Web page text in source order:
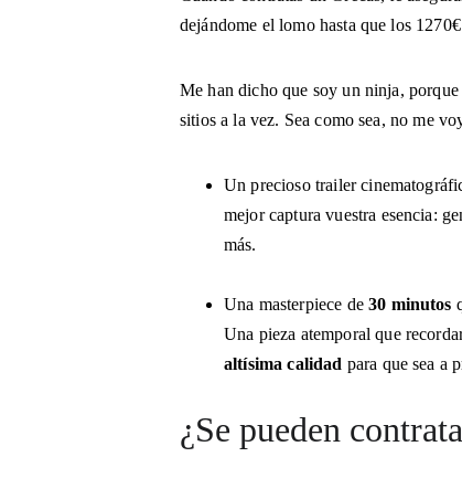
dejándome el lomo hasta que los
Me han dicho que soy un ninja,
sitios a la vez. Sea como sea, no me
Un precioso trailer
mejor captura vuestra esencia:
más.
Una masterpiece de 30 minutos
Una pieza atemporal que
altísima calidad para que sea a
¿Se pueden